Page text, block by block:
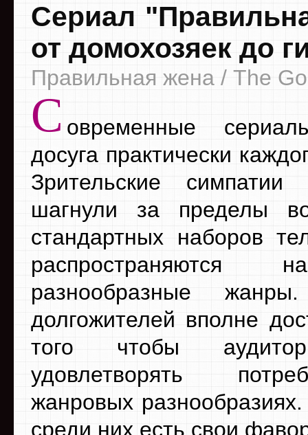
Сериал
от домохозяек до
Правильная жена / The
С овременные
досуга практически
Зрительские
шагнули за пределы
стандартных наборов
разнообразные
долгожителей вполне
того чтобы
удовлетворять
жанровых
среди них есть свои